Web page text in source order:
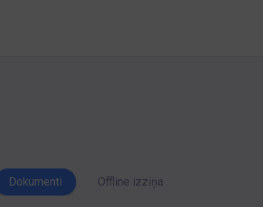
Dokumenti Offline izziņa